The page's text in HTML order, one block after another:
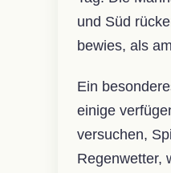
und Süd
bewies, als
Ein
einige
versuchen,
Regenwetter,